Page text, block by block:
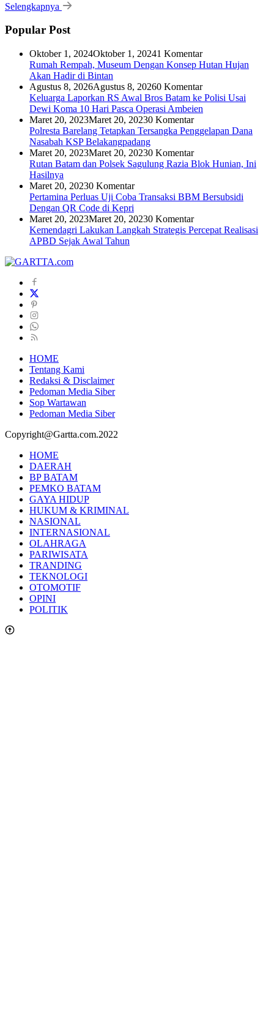
Selengkapnya
Popular Post
Oktober 1, 2024Oktober 1, 20241 Komentar
Rumah Rempah, Museum Dengan Konsep Hutan Hujan
Akan Hadir di Bintan
Agustus 8, 2026Agustus 8, 20260 Komentar
Keluarga Laporkan RS Awal Bros Batam ke Polisi Usai
Dewi Koma 10 Hari Pasca Operasi Ambeien
Maret 20, 2023Maret 20, 20230 Komentar
Polresta Barelang Tetapkan Tersangka Penggelapan Dana
Nasabah KSP Belakangpadang
Maret 20, 2023Maret 20, 20230 Komentar
Rutan Batam dan Polsek Sagulung Razia Blok Hunian, Ini
Hasilnya
Maret 20, 20230 Komentar
Pertamina Perluas Uji Coba Transaksi BBM Bersubsidi
Dengan QR Code di Kepri
Maret 20, 2023Maret 20, 20230 Komentar
Kemendagri Lakukan Langkah Strategis Percepat Realisasi
APBD Sejak Awal Tahun
HOME
Tentang Kami
Redaksi & Disclaimer
Pedoman Media Siber
Sop Wartawan
Pedoman Media Siber
Copyright@Gartta.com.2022
HOME
DAERAH
BP BATAM
PEMKO BATAM
GAYA HIDUP
HUKUM & KRIMINAL
NASIONAL
INTERNASIONAL
OLAHRAGA
PARIWISATA
TRANDING
TEKNOLOGI
OTOMOTIF
OPINI
POLITIK